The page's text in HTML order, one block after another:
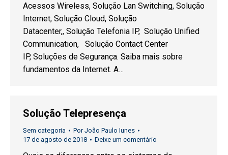
Acessos Wireless, Solução Lan Switching, Solução
Internet, Solução Cloud, Solução
Datacenter,, Solução Telefonia IP, Solução Unified
Communication, Solução Contact Center
IP, Soluções de Segurança. Saiba mais sobre
fundamentos da Internet. A…
Solução Telepresença
Sem categoria PorJoão Paulo Iunes
17 de agosto de 2018
Deixe um comentário